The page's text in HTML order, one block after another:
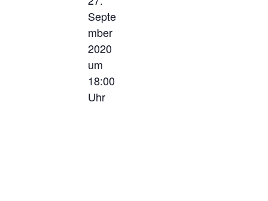
Septe
mber
2020
um
18:00
Uhr